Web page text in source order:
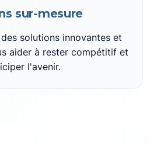
sur-mesure
solutions innovantes et
aider à rester compétitif et
l'avenir.